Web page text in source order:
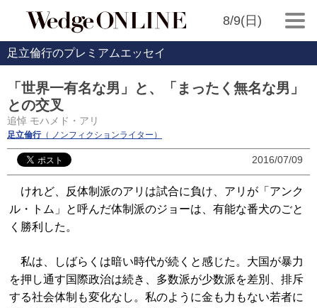
8/9(日)
足立倫行のプレミアムエッセイ
「世界一有名な男」と、「まったく無名な男」
との交叉
追悼 モハメド・アリ
足立倫行（ ノンフィクションライター）
2016/07/09
けれど、反体制派のアリは試合に負け、アリが「アンク
ル・トム」と呼んだ体制派のジョーは、有能な番犬のごと
く勝利した。
私は、しばらくは暗い時代が続くと感じた。大国が暴力
を押し通す国際政治は続き、多数派が少数派を差別、排斥
する社会体制も変化なし。私のように金も力もない若者に